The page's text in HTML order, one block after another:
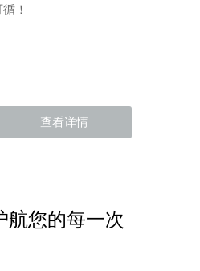
！
查看详情
航您的每一次